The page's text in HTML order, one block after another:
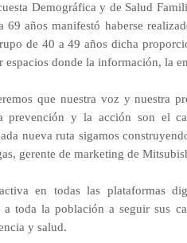
Demográfica y de Salud
69 años manifestó haberse
de 40 a 49 años dicha
espacios donde la información, la
que nuestra voz y nuestra
prevención y la acción son el
nueva ruta sigamos
gerente de marketing de
en todas las plataformas
toda la población a seguir sus
y salud.